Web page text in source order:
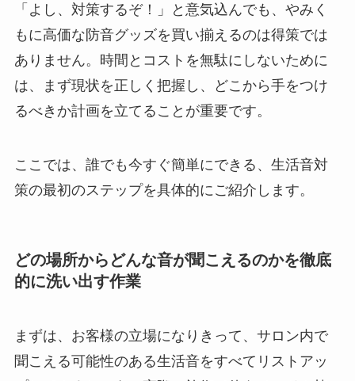
「よし、対策するぞ！」と意気込んでも、やみく
もに高価な防音グッズを買い揃えるのは得策では
ありません。時間とコストを無駄にしないために
は、まず現状を正しく把握し、どこから手をつけ
るべきか計画を立てることが重要です。
ここでは、誰でも今すぐ簡単にできる、生活音対
策の最初のステップを具体的にご紹介します。
どの場所からどんな音が聞こえるのかを徹底
的に洗い出す作業
まずは、お客様の立場になりきって、サロン内で
聞こえる可能性のある生活音をすべてリストアッ